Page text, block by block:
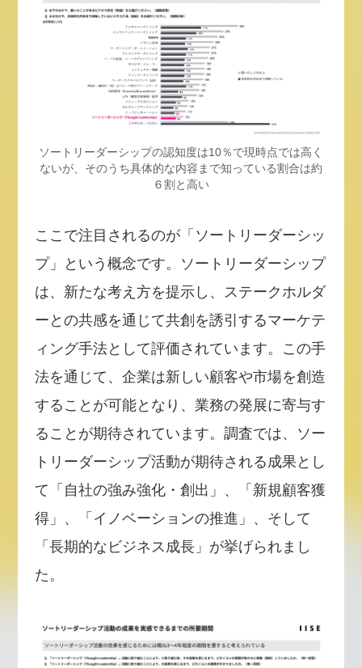
ソートリーダーシップの認知度は10％で現時点では高く
ないが、そのうち具体的な内容まで知っている割合は約
６割と高い
ここで注目されるのが「ソートリーダーシッ
プ」という概念です。ソートリーダーシップ
は、新たな考え方を提示し、ステークホルダ
ーとの共感を通じて共創を誘引するマーケテ
ィング手法として評価されています。この手
法を通じて、企業は新しい顧客や市場を創造
することが可能となり、業務の発展に寄与す
ることが期待されています。調査では、ソー
トリーダーシップ活動が期待される成果とし
て「自社の強み強化・創出」、「新規顧客獲
得」、「イノベーションの推進」、そして
「長期的なビジネス成長」が挙げられまし
た。